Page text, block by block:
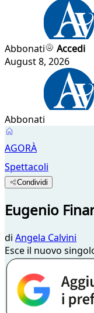
Abbonati
Accedi
August 8, 2026
Abbonati
AGORÀ
Spettacoli
Condividi
Eugenio
di Angela Calvini
Esce il nuovo